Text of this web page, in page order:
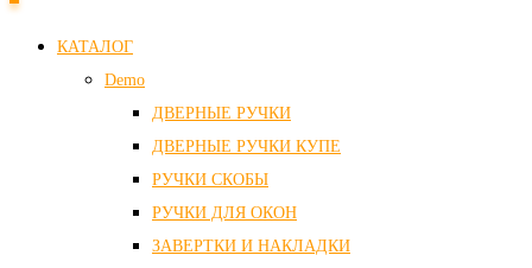
КАТАЛОГ
Demo
ДВЕРНЫЕ РУЧКИ
ДВЕРНЫЕ РУЧКИ КУПЕ
РУЧКИ СКОБЫ
РУЧКИ ДЛЯ ОКОН
ЗАВЕРТКИ И НАКЛАДКИ